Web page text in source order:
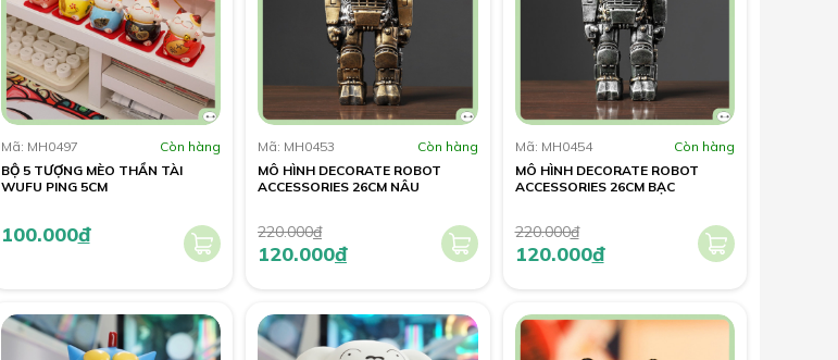
Mã: MH0497
Còn hàng
BỘ 5 TƯỢNG MÈO THẦN TÀI
WUFU PING 5CM
100.000đ
Mã: MH0453
Còn hàng
MÔ HÌNH DECORATE ROBOT
ACCESSORIES 26CM NÂU
220.000đ
120.000đ
Mã: MH0454
Còn hàng
MÔ HÌNH DECORATE ROBOT
ACCESSORIES 26CM BẠC
220.000đ
120.000đ